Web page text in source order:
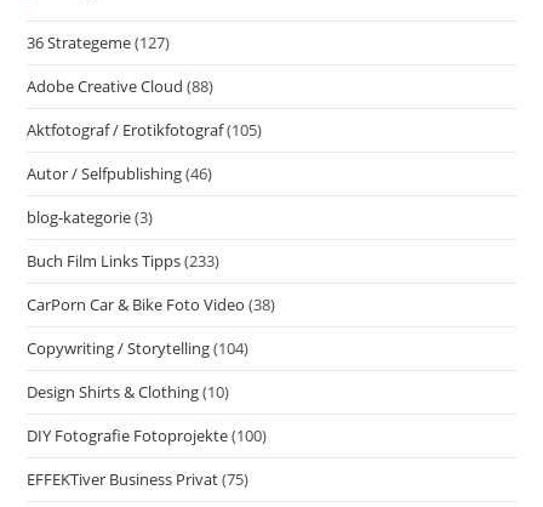
36 Strategeme(127)
Adobe Creative Cloud (88)
Aktfotograf / Erotikfotograf(105)
Autor / Selfpublishing(46)
blog-kategorie(3)
Buch Film Links Tipps(233)
CarPorn Car & Bike Foto Video (38)
Copywriting / Storytelling(104)
Design Shirts & Clothing(10)
DIY Fotografie Fotoprojekte(100)
EFFEKTiver Business Privat(75)